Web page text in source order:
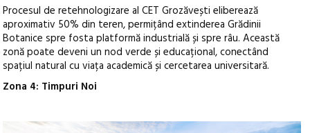
Procesul de retehnologizare al CET Grozăvești eliberează
aproximativ 50% din teren, permițând extinderea Grădinii
Botanice spre fosta platformă industrială și spre râu. Această
zonă poate deveni un nod verde și educațional, conectând
spațiul natural cu viața academică și cercetarea universitară.
Zona 4: Timpuri Noi